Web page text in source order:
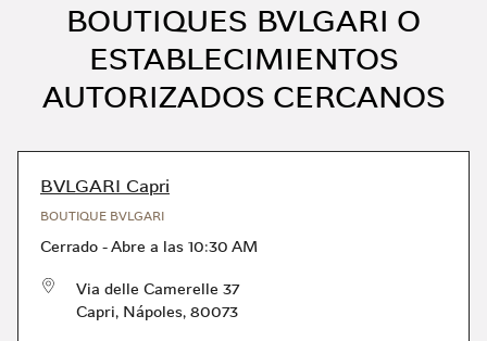
BOUTIQUES BVLGARI O
ESTABLECIMIENTOS
AUTORIZADOS CERCANOS
BVLGARI Capri
BOUTIQUE BVLGARI
Cerrado -Abre a las 10:30 AM
Via delle Camerelle 37
Capri, Nápoles, 80073